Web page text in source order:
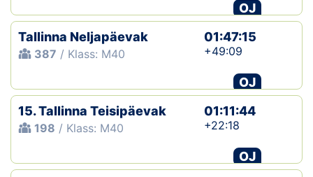
Dokumendid
Klubid
Suletud maastikud
Püsirajad
OJ
Tallinna Neljapäevak
387 / Klass: M40
01:47:15
+49:09
OJ
15. Tallinna Teisipäevak
198 / Klass: M40
01:11:44
+22:18
OJ